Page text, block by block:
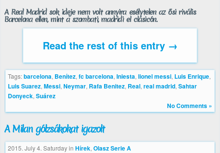
A Real Madrid sok ideje nem volt annyira esélytelen az ősi rivális
Barcelona ellen, mint a szombati, madridi el clásicón.
Read the rest of this entry →
Tags:barcelona, Benítez, fc barcelona, Iniesta, lionel messi, Luis Enrique,
Luis Suarez, Messi, Neymar, Rafa Benitez, Real, real madrid, Sahtar
Donyeck, Suárez
No Comments »
A Milan gólzsákokat igazolt
2015. July 4. Saturdayin Hírek, Olasz Serie A